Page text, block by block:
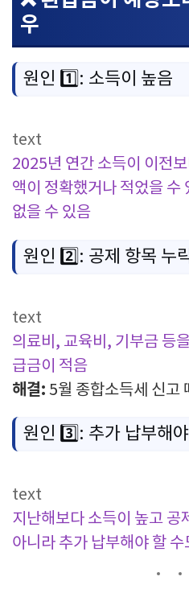
우
원인 1️⃣: 소득이 높음
text
2025년 연간 소득이 이전
액이 정확했거나 적었을 수
없을 수 있음
원인 2️⃣: 공제 항목 누
text
의료비, 교육비, 기부금 등
급금이 적음
해결: 5월 종합소득세 신고
원인 3️⃣: 추가 납부해
text
지난해보다 소득이 높고 공
아니라 추가 납부해야 할 수